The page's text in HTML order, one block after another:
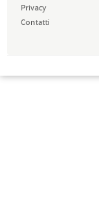
Privacy
Contatti